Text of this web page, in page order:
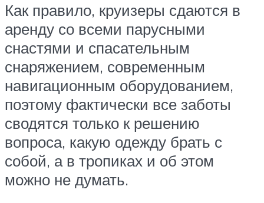
Как правило, круизеры сдаются в
аренду со всеми парусными
снастями и спасательным
снаряжением, современным
навигационным оборудованием,
поэтому фактически все заботы
сводятся только к решению
вопроса, какую одежду брать с
собой, а в тропиках и об этом
можно не думать.